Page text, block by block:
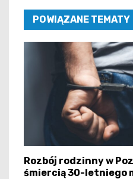
POWIĄZANE TEMATY
Rozbój rodzinny w
śmiercią 30-letniego